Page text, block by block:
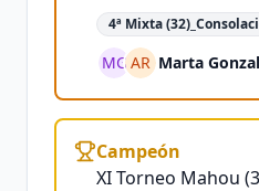
4ª Mixta
MGAR Marta
Campeón
XI Torneo Mahou